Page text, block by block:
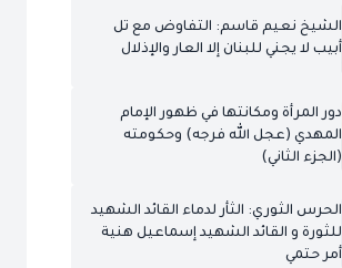
الشيخ نعيم قاسم: التفاوض مع تل
أبيب لا يجني للبنان إلا العار والإذلال
دور المرأة ومكانتها في ظهور الإمام
المهدي (عجل الله فرجه) وحكومته
(الجزء الثاني)
الحرس الثوري: الثأر لدماء القائد الشهيد
للثورة و القائد الشهيد إسماعيل هنية
أمر حتمي